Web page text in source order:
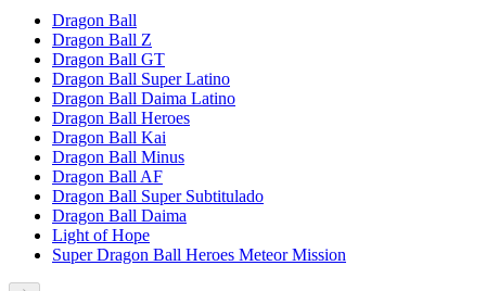
Dragon Ball
Dragon Ball Z
Dragon Ball GT
Dragon Ball Super Latino
Dragon Ball Daima Latino
Dragon Ball Heroes
Dragon Ball Kai
Dragon Ball Minus
Dragon Ball AF
Dragon Ball Super Subtitulado
Dragon Ball Daima
Light of Hope
Super Dragon Ball Heroes Meteor Mission